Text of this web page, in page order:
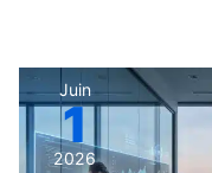
Juin
1
2026
Consultant
SEO
ou